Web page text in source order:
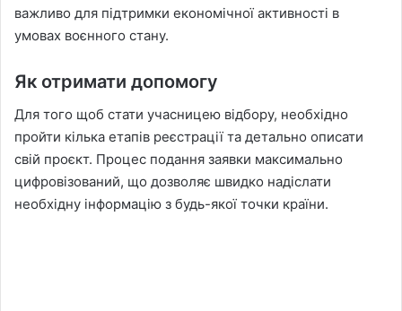
важливо для підтримки економічної активності в
умовах воєнного стану.
Як отримати допомогу
Для того щоб стати учасницею відбору, необхідно
пройти кілька етапів реєстрації та детально описати
свій проєкт. Процес подання заявки максимально
цифровізований, що дозволяє швидко надіслати
необхідну інформацію з будь-якої точки країни.